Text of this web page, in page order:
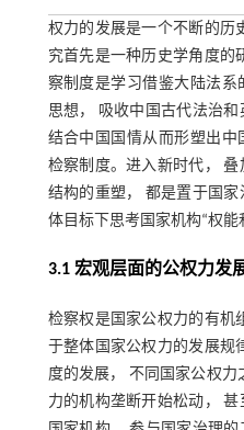
权力的发展是一个不断的历
究首先是一种历史学角度的
察制度是学习借鉴大陆法系
思想， 吸收中国古代法治和
结合中国国情从而形塑出中
检察制度。进入新时代， 叠
结构的重塑， 都是置于国
体目标下思考国家机构“权能
3.1 宏观层面的公权力发
检察权是国家公权力的有机
于整体国家公权力的发展规
度的发展， 不同国家公权
力的机构垄断开始松动，